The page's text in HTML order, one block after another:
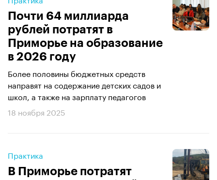
Почти 64 миллиарда
рублей потратят в
Приморье на образование
в 2026 году
Более половины бюджетных средств
направят на содержание детских садов и
школ, а также на зарплату педагогов
18 ноября 2025
Практика
В Приморье потратят